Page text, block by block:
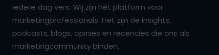
iedere dag vers. Wij zijn hét platform voor
marketingprofessionals. Het zijn de insights,
podcasts, blogs, opinies en recencies die ons als
marketingcommunity binden.